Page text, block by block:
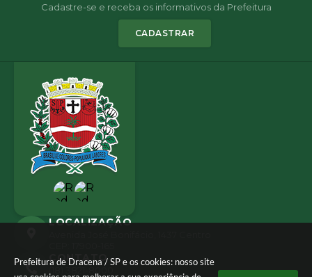
Prefeitura de Dracena / SP e os cookies: nosso site
Cadastre-se e receba os informativos da Prefeitura
CADASTRAR
LOCALIZAÇÃO
CONTATO